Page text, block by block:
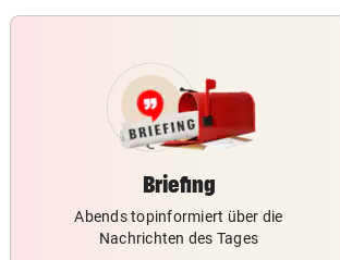
Briefing
Abends topinformiert über die
Nachrichten des Tages